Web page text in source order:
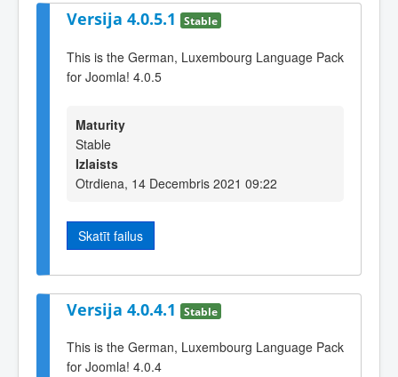
Versija 4.0.5.1 Stable
This is the German, Luxembourg Language Pack
for Joomla! 4.0.5
Maturity
Stable
Izlaists
Otrdiena, 14 Decembris 2021 09:22
Skatīt failus
Versija 4.0.4.1 Stable
This is the German, Luxembourg Language Pack
for Joomla! 4.0.4